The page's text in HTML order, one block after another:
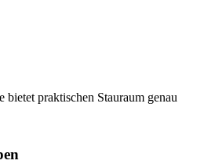
bietet praktischen Stauraum genau